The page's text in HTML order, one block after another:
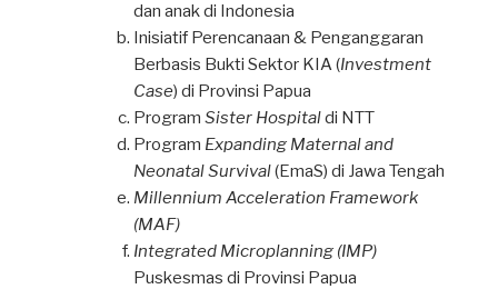
dan anak di Indonesia
Inisiatif Perencanaan & Penganggaran
Berbasis Bukti Sektor KIA (Investment
Case) di Provinsi Papua
Program Sister Hospitaldi NTT
Program Expanding Maternal and
Neonatal Survival(EmaS) di Jawa Tengah
Millennium Acceleration Framework
(MAF)
Integrated Microplanning (IMP)
Puskesmas di Provinsi Papua